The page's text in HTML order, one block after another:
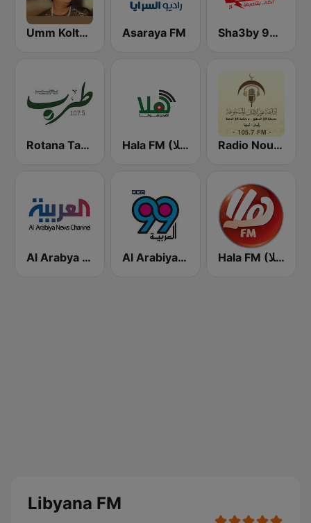
Umm Kolthoum راديو أم كلثوم Asaraya FM Sha3by 95 FM
Rotana Tarab Jordan ( راديو روتانا طرب الاردن) Hala FM (راديو هلا) Radio Nour Aleman 105.7 FM إذاعة نور الإيمان المسموعة
Al Arabya (العربية FM) Al Arabiya 99 (العربية ٩٩) Hala FM (هلا)
Libyana FM